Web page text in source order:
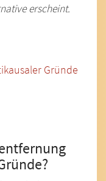
erscheint.
Gründe